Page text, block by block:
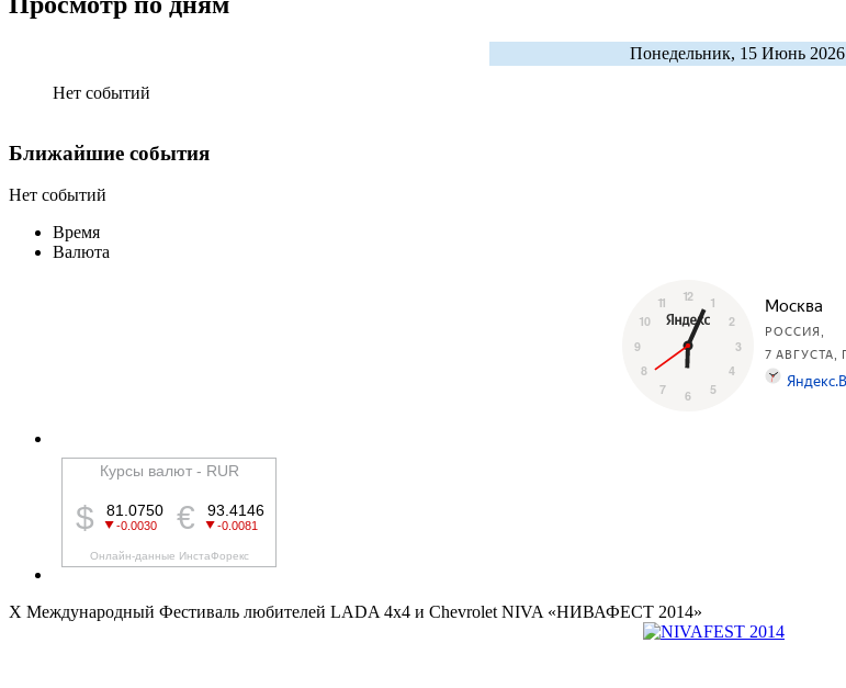
Понедельник, 15 Июнь 2026
Нет событий
Ближайшие события
Нет событий
Время
Валюта
X Международный Фестиваль любителей LADA 4x4 и Chevrolet NIVA «НИВАФЕСТ 2014»